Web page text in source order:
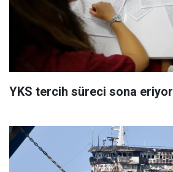
YKS tercih süreci sona eriyor